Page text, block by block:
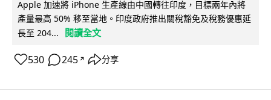
Apple 加速將 iPhone 生產線由中國轉往印度，目標兩年內將
產量最高 50% 移至當地。印度政府推出關稅豁免及稅務優惠延
長至 204...
閱讀全文
530 245 ↗ 分享